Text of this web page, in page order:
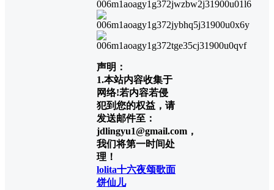
声明：
1.本站内容收集于
网络!若内容若侵
犯到您的权益，请
发送邮件至：
jdlingyu1@gmail.com，
我们将第一时间处
理！
lolita十六夜颂歌面
饼仙儿